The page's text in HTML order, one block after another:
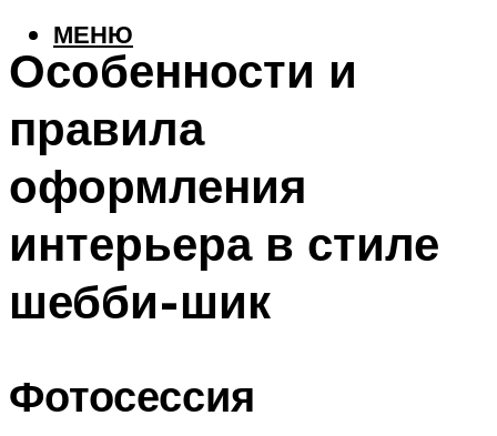
МЕНЮ
Особенности и
правила
оформления
интерьера в стиле
шебби-шик
Фотосессия